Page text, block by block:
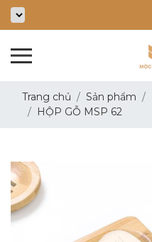
Trang chủ Sản phẩm
HỘP GỖ MSP 62